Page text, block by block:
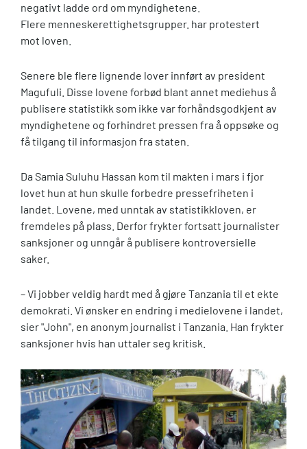
negativt ladde ord om myndighetene.
Flere menneskerettighetsgrupper. har protestert
mot loven.
Senere ble flere lignende lover innført av president
Magufuli. Disse lovene forbød blant annet mediehus å
publisere statistikk som ikke var forhåndsgodkjent av
myndighetene og forhindret pressen fra å oppsøke og
få tilgang til informasjon fra staten.
Da Samia Suluhu Hassan kom til makten i mars i fjor
lovet hun at hun skulle forbedre pressefriheten i
landet. Lovene, med unntak av statistikkloven, er
fremdeles på plass. Derfor frykter fortsatt journalister
sanksjoner og unngår å publisere kontroversielle
saker.
– Vi jobber veldig hardt med å gjøre Tanzania til et ekte
demokrati. Vi ønsker en endring i medielovene i landet,
sier "John", en anonym journalist i Tanzania. Han frykter
sanksjoner hvis han uttaler seg kritisk.